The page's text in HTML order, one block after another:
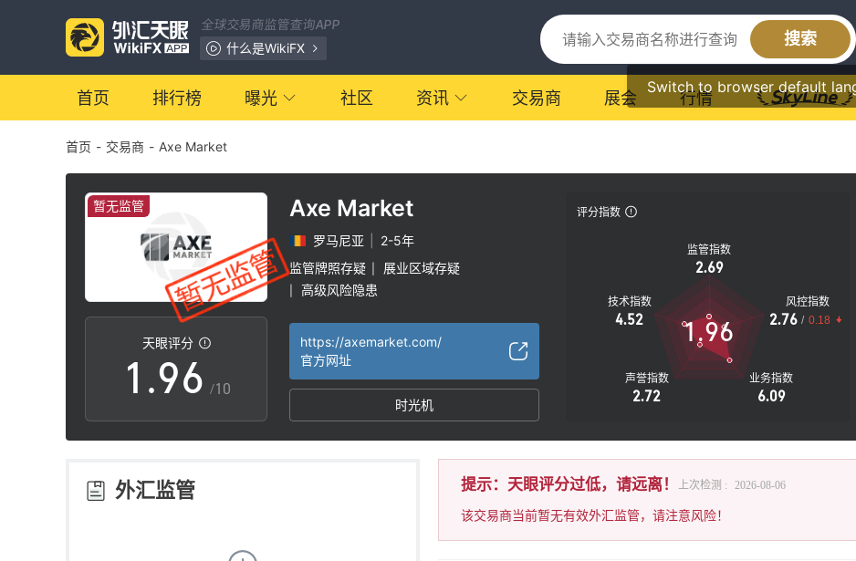
全球交易商监管查询APP
什么是WikiFX
搜索
Switch to browser default
首页 排行榜 曝光 社区 资讯 交易商 展会 行情
首页 - 交易商 - Axe Market
暂无监管
天眼评分
0
1
2
3
.
3
4
5
6
7
8
9
0
1
2
4
5
6
7
8
/10
Axe Market
罗马尼亚
2-5年
监管牌照存疑
展业区域存疑
高级风险隐患
https://axemarket.com/
官方网址
时光机
评分指数
监管指数
2.69
技术指数
4.52
声誉指数
2.72
业务指数
6.09
风控指数
2.76 / 0.18
1.96
外汇监管 提示：天眼评分过低，请远离！ 上次检测 : 2026-08-06
该交易商当前暂无有效外汇监管，请注意风险！